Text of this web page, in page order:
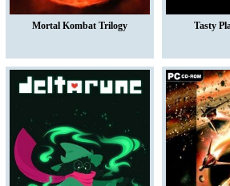
Mortal Kombat Trilogy Tasty